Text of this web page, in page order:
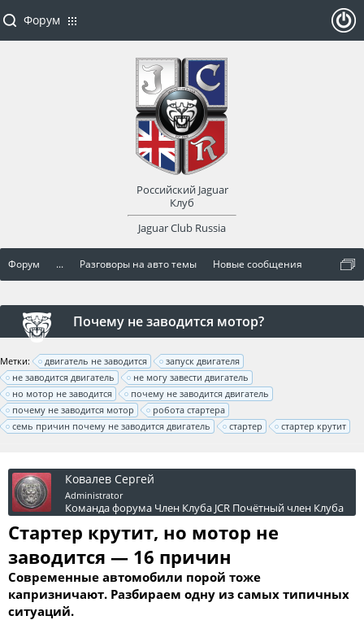
Форум ... Разговоры на авто темы Новые сообщения
Почему не заводится мотор?
Метки: двигатель не заводится
запуск двигателя
не заводится двигатель
не могу завести двигатель
но мотор не заводится
почему не заводится двигатель
почему не заводится мотор
робота стартера
семь причин почему не заводится двигатель
стартер стартер крутит
Ковалев Сергей
Administrator
Команда форума Член Клуба JCR Почётный член Клуба
Стартер крутит, но мотор не
заводится — 16 причин
Современные автомобили порой тоже
капризничают. Разбираем одну из самых типичных
ситуаций.
Форум
Российский Jaguar
Клуб
Jaguar Club Russia
оват